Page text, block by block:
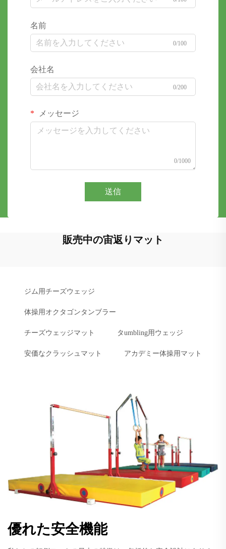
名前
0/100
会社名
0/200
メッセージ
0/1000
送信
販売中の宙返りマット
ジム用チーズウェッジ
体操用オクタゴンタンブラー
チーズウェッジマット タumbling用ウェッジ
安価なクラッシュマット アカデミー体操用マット
優れた安全機能